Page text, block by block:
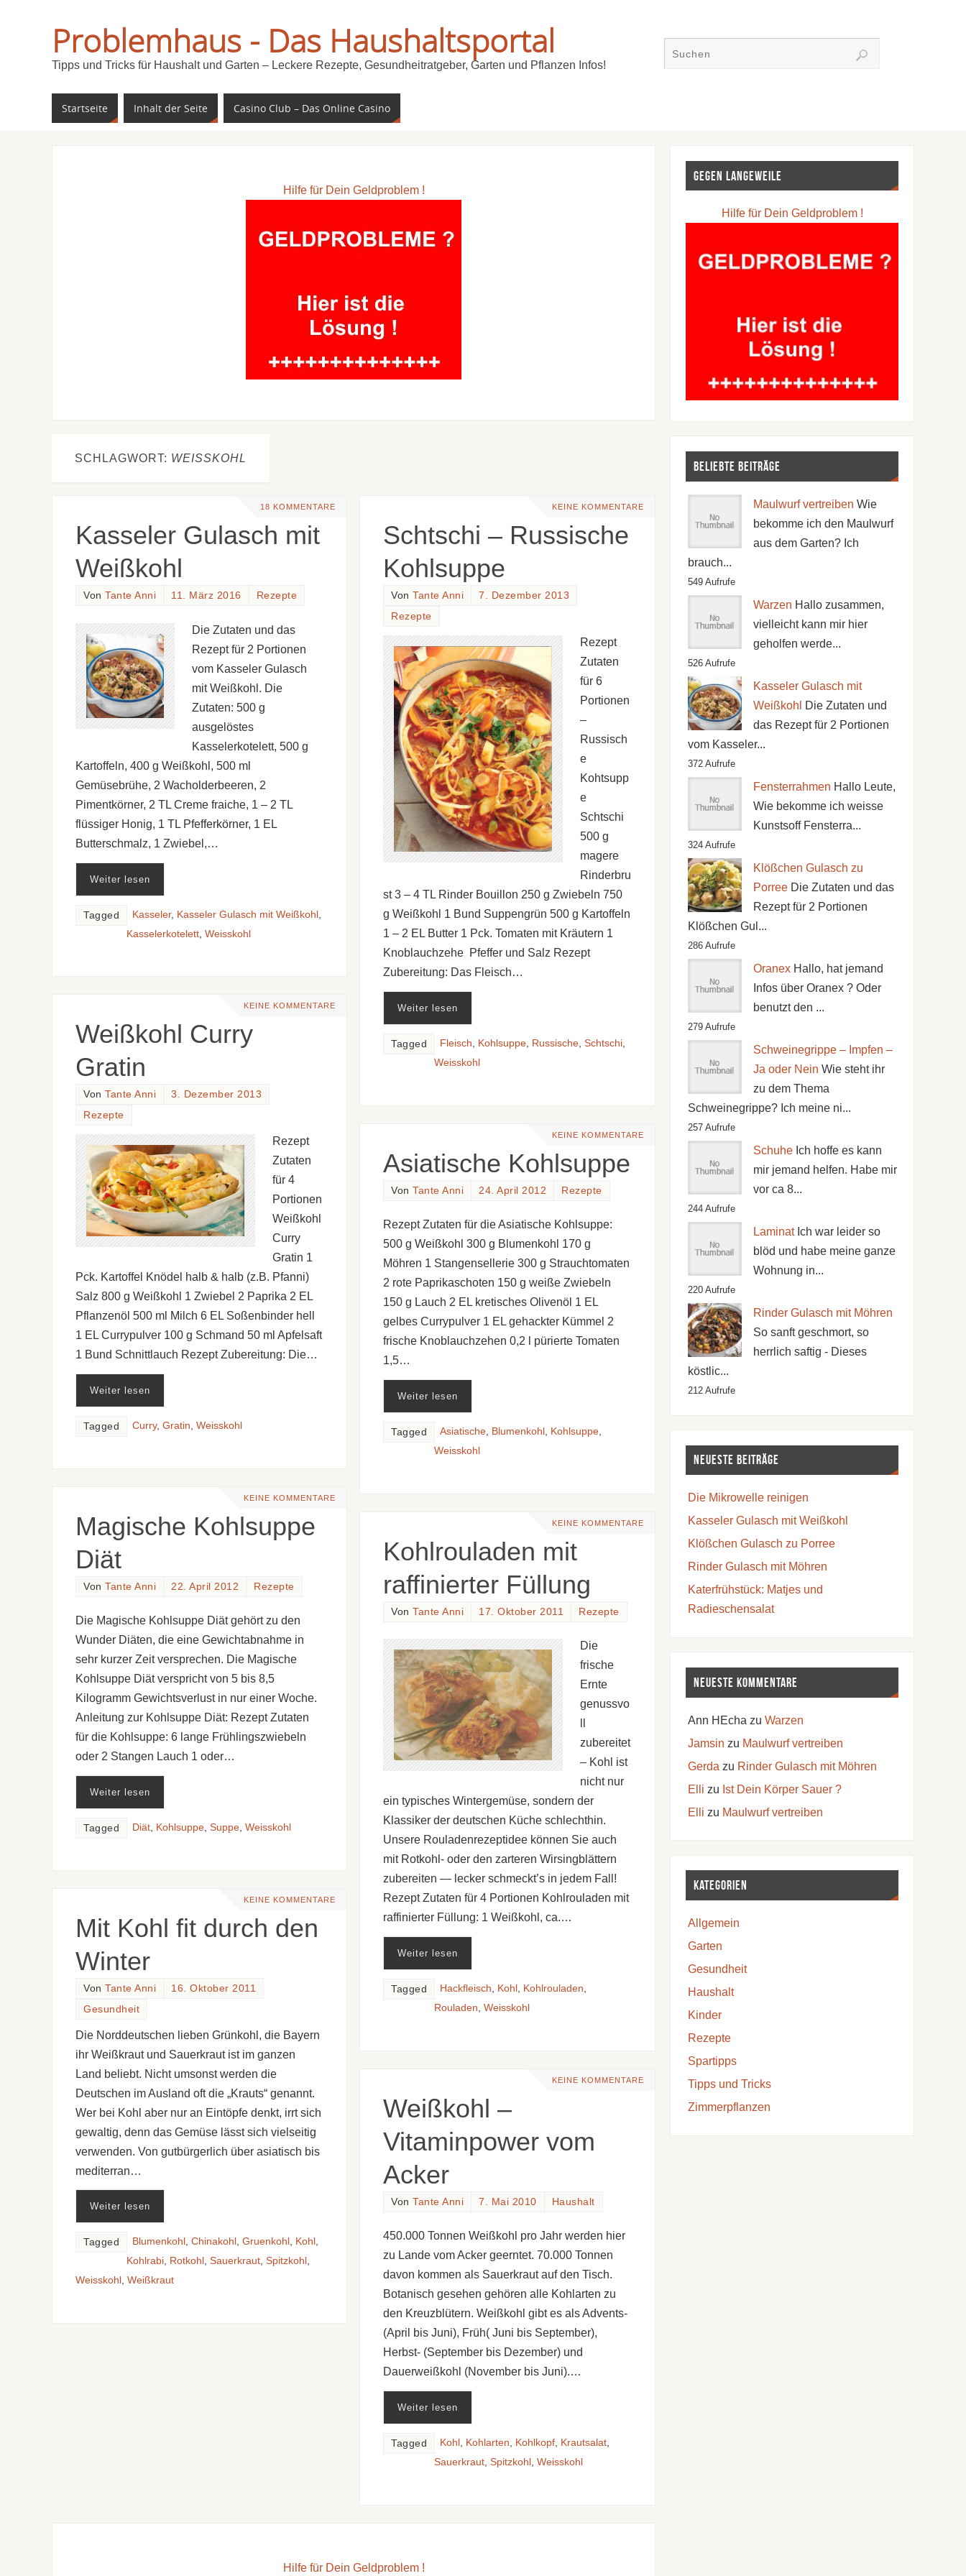
Problemhaus - Das Haushaltsportal
Tipps und Tricks für Haushalt und Garten – Leckere Rezepte, Gesundheitratgeber, Garten und Pflanzen Infos!
Startseite Inhalt der Seite Casino Club – Das Online Casino
Hilfe für Dein Geldproblem !
SCHLAGWORT: WEISSKOHL
18 KOMMENTARE
Kasseler Gulasch mit
Weißkohl
Von Tante Anni 11. März 2016 Rezepte
Die Zutaten und das
Rezept für 2 Portionen
vom Kasseler Gulasch
mit Weißkohl. Die
Zutaten: 500 g
ausgelöstes
Kasselerkotelett, 500 g
Kartoffeln, 400 g Weißkohl, 500 ml
Gemüsebrühe, 2 Wacholderbeeren, 2
Pimentkörner, 2 TL Creme fraiche, 1 – 2 TL
flüssiger Honig, 1 TL Pfefferkörner, 1 EL
Butterschmalz, 1 Zwiebel,…
Weiter lesen
Tagged Kasseler, Kasseler Gulasch mit Weißkohl
Kasselerkotelett Weisskohl
KEINE KOMMENTARE
Schtschi – Russische
Kohlsuppe
VonTante Anni
7. Dezember 2013
Rezepte
Rezept
Zutaten
für 6
Portionen
–
Russisch
e
Kohtsupp
e
Schtschi
500 g
magere
Rinderbru
st 3 – 4 TL Rinder Bouillon 250 g Zwiebeln 750
g Weißkohl 1 Bund Suppengrün 500 g Kartoffeln
1 – 2 EL Butter 1 Pck. Tomaten mit Kräutern 1
Knoblauchzehe Pfeffer und Salz Rezept
Zubereitung: Das Fleisch…
Weiter lesen
Tagged Fleisch Kohlsuppe Russische ,Schtschi
Weisskohl
KEINE KOMMENTARE
Weißkohl Curry
Gratin
Von Tante Anni
3. Dezember 2013
Rezepte
Rezept
Zutaten
für 4
Portionen
Weißkohl
Curry
Gratin 1
Pck. Kartoffel Knödel halb & halb (z.B. Pfanni)
Salz 800 g Weißkohl 1 Zwiebel 2 Paprika 2 EL
Pflanzenöl 500 ml Milch 6 EL Soßenbinder hell
1 EL Currypulver 100 g Schmand 50 ml Apfelsaft
1 Bund Schnittlauch Rezept Zubereitung: Die…
Weiter lesen
Tagged Curry, Gratin Weisskohl
KEINE KOMMENTARE
Asiatische Kohlsuppe
VonTante Anni 24. April 2012 Rezepte
Rezept Zutaten für die Asiatische Kohlsuppe:
500 g Weißkohl 300 g Blumenkohl 170 g
Möhren 1 Stangensellerie 300 g Strauchtomaten
2 rote Paprikaschoten 150 g weiße Zwiebeln
150 g Lauch 2 EL kretisches Olivenöl 1 EL
gelbes Currypulver 1 EL gehackter Kümmel 2
frische Knoblauchzehen 0,2 l pürierte Tomaten
1,5…
Weiter lesen
Tagged Asiatische Blumenkohl Kohlsuppe
Weisskohl
KEINE KOMMENTARE
Magische Kohlsuppe
Diät
Von Tante Anni 22. April 2012 Rezepte
Die Magische Kohlsuppe Diät gehört zu den
Wunder Diäten, die eine Gewichtabnahme in
sehr kurzer Zeit versprechen. Die Magische
Kohlsuppe Diät verspricht von 5 bis 8,5
Kilogramm Gewichtsverlust in nur einer Woche.
Anleitung zur Kohlsuppe Diät: Rezept Zutaten
für die Kohlsuppe: 6 lange Frühlingszwiebeln
oder 2 Stangen Lauch 1 oder…
Weiter lesen
Tagged Diät Kohlsuppe Suppe Weisskohl
KEINE KOMMENTARE
Kohlrouladen mit
raffinierter Füllung
VonTante Anni 17. Oktober 2011 Rezepte
Die
frische
Ernte
genussvo
zubereitet
– Kohl ist
nicht nur
ein typisches Wintergemüse, sondern der
Klassiker der deutschen Küche schlechthin.
Unsere Rouladenrezeptidee können Sie auch
mit Rotkohl- oder den zarteren Wirsingblättern
zubereiten — lecker schmeckt’s in jedem Fall!
Rezept Zutaten für 4 Portionen Kohlrouladen mit
raffinierter Füllung: 1 Weißkohl, ca.…
Weiter lesen
Tagged Hackfleisch Kohl Kohlrouladen
Rouladen ,Weisskohl
KEINE KOMMENTARE
Mit Kohl fit durch den
Winter
Von Tante Anni
16. Oktober 2011
Gesundheit
Die Norddeutschen lieben Grünkohl, die Bayern
ihr Weißkraut und Sauerkraut ist im ganzen
Land beliebt. Nicht umsonst werden die
Deutschen im Ausland oft die „Krauts“ genannt.
Wer bei Kohl aber nur an Eintöpfe denkt, irrt sich
gewaltig, denn das Gemüse lässt sich vielseitig
verwenden. Von gutbürgerlich über asiatisch bis
mediterran…
Weiter lesen
Tagged Blumenkohl , Chinakohl , Gruenkohl , Kohl ,
Kohlrabi, Rotkohl , Sauerkraut, Spitzkohl ,
Weisskohl , Weißkraut
KEINE KOMMENTARE
Weißkohl –
Vitaminpower vom
Acker
VonTante Anni 7. Mai 2010 Haushalt
450.000 Tonnen Weißkohl pro Jahr werden hier
zu Lande vom Acker geerntet. 70.000 Tonnen
davon kommen als Sauerkraut auf den Tisch.
Botanisch gesehen gehören alle Kohlarten zu
den Kreuzblütern. Weißkohl gibt es als Advents-
(April bis Juni), Früh( Juni bis September),
Herbst- (September bis Dezember) und
Dauerweißkohl (November bis Juni).…
Weiter lesen
Tagged Kohl Kohlarten Kohlkopf Krautsalat
Sauerkraut ,Spitzkohl ,Weisskohl
Hilfe für Dein Geldproblem !
Gegen Langeweile
Hilfe für Dein Geldproblem !
Beliebte Beiträge
Maulwurf vertreiben Wie
bekomme ich den Maulwurf
aus dem Garten? Ich
brauch...
549 Aufrufe
Warzen Hallo zusammen,
vielleicht kann mir hier
geholfen werde...
526 Aufrufe
Kasseler Gulasch mit
Weißkohl
Die Zutaten und
das Rezept für 2 Portionen
vom Kasseler...
372 Aufrufe
Fensterrahmen Hallo Leute,
Wie bekomme ich weisse
Kunstsoff Fensterra...
324 Aufrufe
Klößchen Gulasch zu
Porree Die Zutaten und das
Rezept für 2 Portionen
Klößchen Gul...
286 Aufrufe
Oranex Hallo, hat jemand
Infos über Oranex ? Oder
benutzt den ...
279 Aufrufe
Schweinegrippe – Impfen –
Ja oder Nein Wie steht ihr
zu dem Thema
Schweinegrippe? Ich meine ni...
257 Aufrufe
Schuhe Ich hoffe es kann
mir jemand helfen. Habe mir
vor ca 8...
244 Aufrufe
Laminat Ich war leider so
blöd und habe meine ganze
Wohnung in...
220 Aufrufe
Rinder Gulasch mit Möhren
So sanft geschmort, so
herrlich saftig - Dieses
köstlic...
212 Aufrufe
Neueste Beiträge
Die Mikrowelle reinigen
Kasseler Gulasch mit Weißkohl
Klößchen Gulasch zu Porree
Rinder Gulasch mit Möhren
Katerfrühstück: Matjes und
Radieschensalat
Neueste Kommentare
Ann HEcha zu Warzen
Jamsin zu Maulwurf vertreiben
Gerda zu Rinder Gulasch mit Möhren
Elli zu Ist Dein Körper Sauer ?
Elli zu Maulwurf vertreiben
Kategorien
Allgemein
Garten
Gesundheit
Haushalt
Kinder
Rezepte
Spartipps
Tipps und Tricks
Zimmerpflanzen